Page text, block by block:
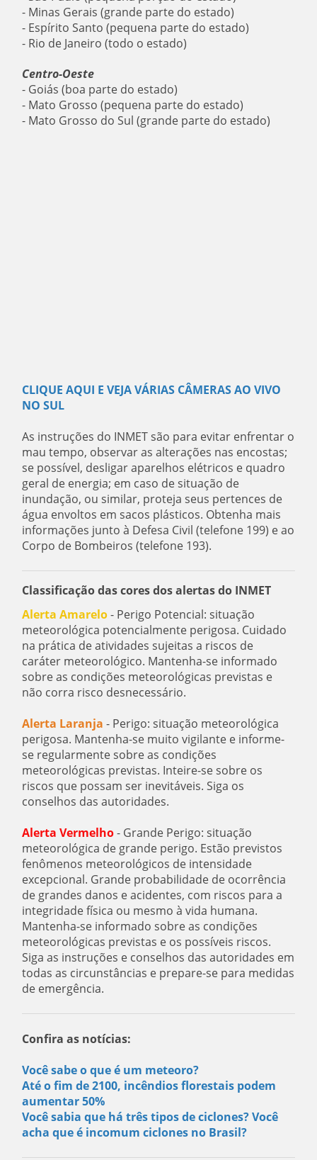
- Minas Gerais (grande parte do estado)
- Espírito Santo (pequena parte do estado)
- Rio de Janeiro (todo o estado)
Centro-Oeste
- Goiás (boa parte do estado)
- Mato Grosso (pequena parte do estado)
- Mato Grosso do Sul (grande parte do estado)
CLIQUE AQUI E VEJA VÁRIAS CÂMERAS AO VIVO
NO SUL
As instruções do INMET são para evitar enfrentar o
mau tempo, observar as alterações nas encostas;
se possível, desligar aparelhos elétricos e quadro
geral de energia; em caso de situação de
inundação, ou similar, proteja seus pertences de
água envoltos em sacos plásticos. Obtenha mais
informações junto à Defesa Civil (telefone 199) e ao
Corpo de Bombeiros (telefone 193).
Classificação das cores dos alertas do INMET
Alerta Amarelo- Perigo Potencial: situação
meteorológica potencialmente perigosa. Cuidado
na prática de atividades sujeitas a riscos de
caráter meteorológico. Mantenha-se informado
sobre as condições meteorológicas previstas e
não corra risco desnecessário.
Alerta Laranja - Perigo: situação meteorológica
perigosa. Mantenha-se muito vigilante e informe-
se regularmente sobre as condições
meteorológicas previstas. Inteire-se sobre os
riscos que possam ser inevitáveis. Siga os
conselhos das autoridades.
Alerta Vermelho- Grande Perigo: situação
meteorológica de grande perigo. Estão previstos
fenômenos meteorológicos de intensidade
excepcional. Grande probabilidade de ocorrência
de grandes danos e acidentes, com riscos para a
integridade física ou mesmo à vida humana.
Mantenha-se informado sobre as condições
meteorológicas previstas e os possíveis riscos.
Siga as instruções e conselhos das autoridades em
todas as circunstâncias e prepare-se para medidas
de emergência.
Confira as notícias:
Você sabe o que é um meteoro?
Até o fim de 2100, incêndios florestais podem
aumentar 50%
Você sabia que há três tipos de ciclones? Você
acha que é incomum ciclones no Brasil?